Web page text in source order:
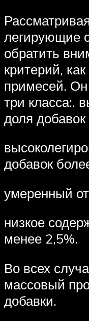
легирующие
обратить
критерий,
примесей. Он
три класса:.
доля
добавок
умеренный
низкое
менее 2,5%.
Во всех
массовый
добавки.